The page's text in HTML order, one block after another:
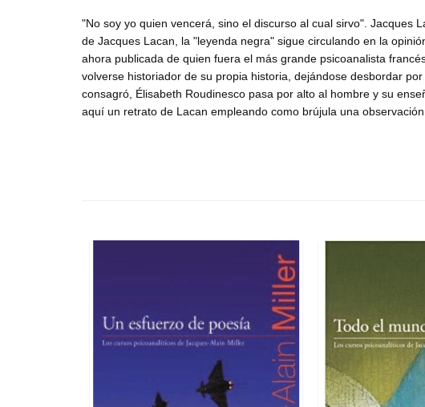
"No soy yo quien vencerá, sino el discurso al cual sirvo". Jacques
de Jacques Lacan, la "leyenda negra" sigue circulando en la
ahora publicada de quien fuera el más grande psicoanalista
volverse historiador de su propia historia, dejándose desbordar
consagró, Élisabeth Roudinesco pasa por alto al hombre y su
aquí un retrato de Lacan empleando como brújula una